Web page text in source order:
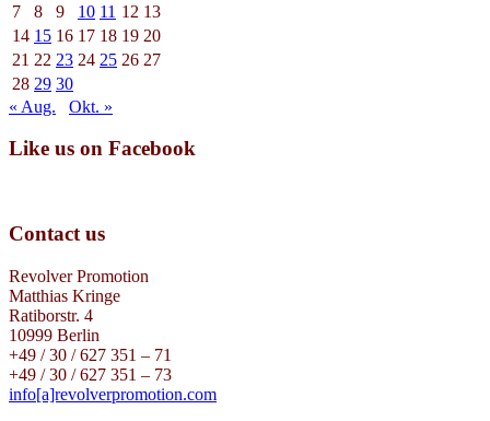
7
8 9 10 11 12 13
14 15 16 17 18 19 20
21 22 23 24 25 26 27
28 29 30
« Aug.
Okt. »
Like us on Facebook
Contact us
Revolver Promotion
Matthias Kringe
Ratiborstr. 4
10999 Berlin
+49 / 30 / 627 351 – 71
+49 / 30 / 627 351 – 73
info[a]revolverpromotion.com